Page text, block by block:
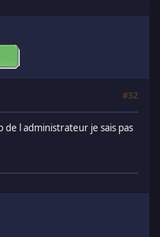
#32
de l administrateur je sais pas